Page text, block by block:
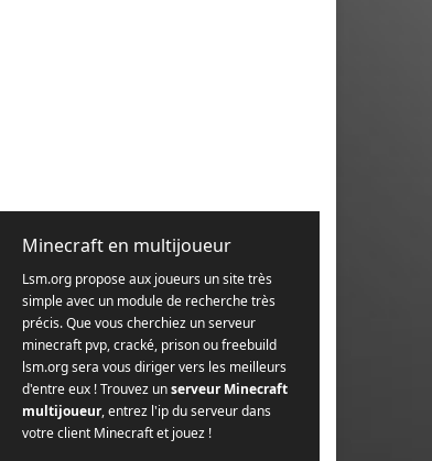
Minecraft en multijoueur
Lsm.org propose aux joueurs un site très
simple avec un module de recherche très
précis. Que vous cherchiez un serveur
minecraft pvp, cracké, prison ou freebuild
lsm.org sera vous diriger vers les meilleurs
d'entre eux ! Trouvez unserveur Minecraft
multijoueur, entrez l'ip du serveur dans
votre client Minecraft et jouez !